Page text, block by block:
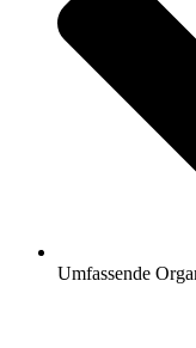
Umfassende